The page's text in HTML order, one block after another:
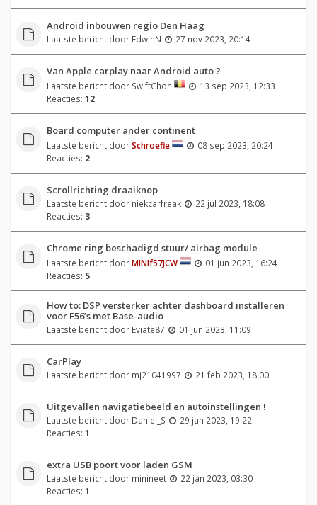
Android inbouwen regio Den Haag
Laatste bericht door EdwinN 27 nov 2023, 20:14
Van Apple carplay naar Android auto ?
Laatste bericht door SwiftChon
13 sep 2023, 12:33
Reacties: 12
Board computer ander continent
Laatste bericht doorSchroefie
08 sep 2023, 20:24
Reacties: 2
Scrollrichting draaiknop
Laatste bericht door niekcarfreak
22 jul 2023, 18:08
Reacties: 3
Chrome ring beschadigd stuur/ airbag module
Laatste bericht doorMINIf57JCW
01 jun 2023, 16:24
Reacties: 5
How to: DSP versterker achter dashboard installeren
voor F56’s met Base-audio
Laatste bericht door Eviate87 01 jun 2023, 11:09
CarPlay
Laatste bericht door mj21041997 21 feb 2023, 18:00
Uitgevallen navigatiebeeld en autoinstellingen !
Laatste bericht door Daniel_S
29 jan 2023, 19:22
Reacties: 1
extra USB poort voor laden GSM
Laatste bericht door minineet
22 jan 2023, 03:30
Reacties: 1